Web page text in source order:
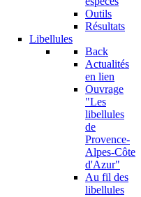
Outils
Résultats
Libellules
Back
Actualités
en lien
Ouvrage
"Les
libellules
de
Provence-
Alpes-Côte
d'Azur"
Au fil des
libellules